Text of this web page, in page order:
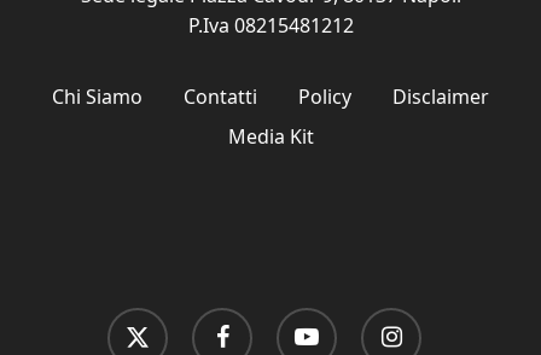
P.Iva 08215481212
Chi Siamo Contatti Policy
Disclaimer
Media Kit
x-
twitter
facebook youtube instagram